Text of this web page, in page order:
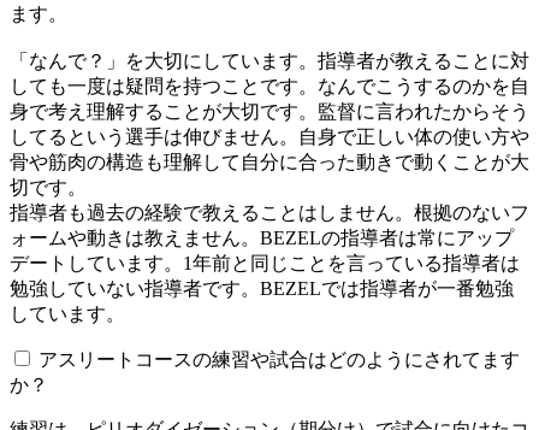
ます。
「なんで？」を大切にしています。指導者が教えることに対
しても一度は疑問を持つことです。なんでこうするのかを自
身で考え理解することが大切です。監督に言われたからそう
してるという選手は伸びません。自身で正しい体の使い方や
骨や筋肉の構造も理解して自分に合った動きで動くことが大
切です。
指導者も過去の経験で教えることはしません。根拠のないフ
ォームや動きは教えません。BEZELの指導者は常にアップ
デートしています。1年前と同じことを言っている指導者は
勉強していない指導者です。BEZELでは指導者が一番勉強
しています。
アスリートコースの練習や試合はどのようにされてます
か？